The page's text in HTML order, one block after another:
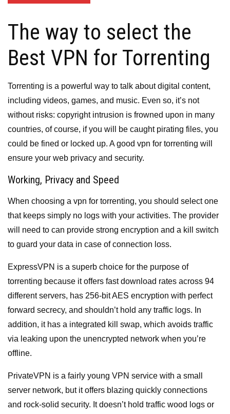
The way to select the
Best VPN for Torrenting
Torrenting is a powerful way to talk about digital content,
including videos, games, and music. Even so, it’s not
without risks: copyright intrusion is frowned upon in many
countries, of course, if you will be caught pirating files, you
could be fined or locked up. A good vpn for torrenting will
ensure your web privacy and security.
Working, Privacy and Speed
When choosing a vpn for torrenting, you should select one
that keeps simply no logs with your activities. The provider
will need to can provide strong encryption and a kill switch
to guard your data in case of connection loss.
ExpressVPN is a superb choice for the purpose of
torrenting because it offers fast download rates across 94
different servers, has 256-bit AES encryption with perfect
forward secrecy, and shouldn’t hold any traffic logs. In
addition, it has a integrated kill swap, which avoids traffic
via leaking upon the unencrypted network when you’re
offline.
PrivateVPN is a fairly young VPN service with a small
server network, but it offers blazing quickly connections
and rock-solid security. It doesn’t hold traffic wood logs or